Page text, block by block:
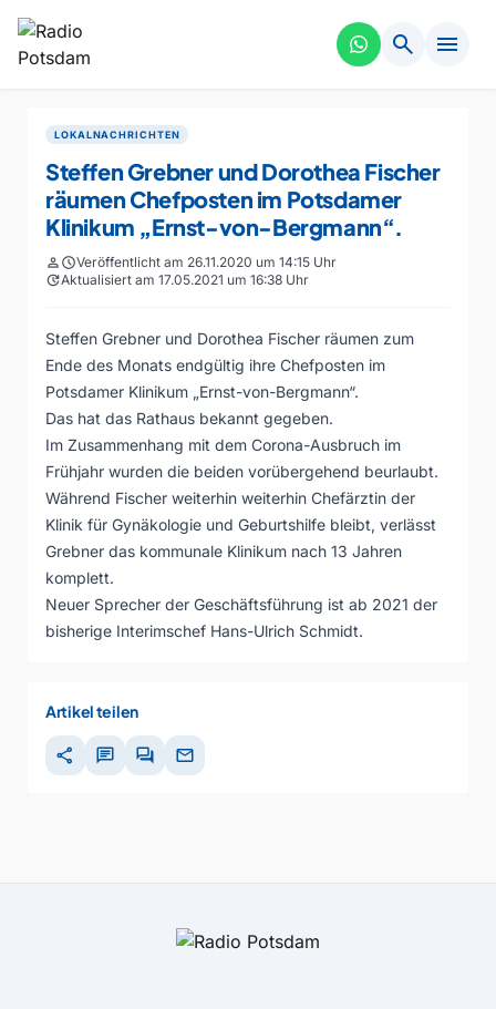
search menu
LOKALNACHRICHTEN
Steffen Grebner und Dorothea Fischer
räumen Chefposten im Potsdamer
Klinikum „Ernst-von-Bergmann“.
personscheduleVeröffentlicht am 26.11.2020 um 14:15 Uhr
updateAktualisiert am 17.05.2021 um 16:38 Uhr
Steffen Grebner und Dorothea Fischer räumen zum
Ende des Monats endgültig ihre Chefposten im
Potsdamer Klinikum „Ernst-von-Bergmann“.
Das hat das Rathaus bekannt gegeben.
Im Zusammenhang mit dem Corona-Ausbruch im
Frühjahr wurden die beiden vorübergehend beurlaubt.
Während Fischer weiterhin weiterhin Chefärztin der
Klinik für Gynäkologie und Geburtshilfe bleibt, verlässt
Grebner das kommunale Klinikum nach 13 Jahren
komplett.
Neuer Sprecher der Geschäftsführung ist ab 2021 der
bisherige Interimschef Hans-Ulrich Schmidt.
Artikel teilen
share chat forum mail